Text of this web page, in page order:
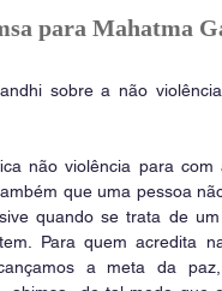
para Mahatma
sobre a não
não violência para
que uma pessoa
quando se trata de
Para quem acredita
a meta da